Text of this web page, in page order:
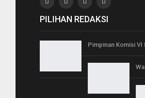
PILIHAN REDAKSI
Pimpinan Komisi